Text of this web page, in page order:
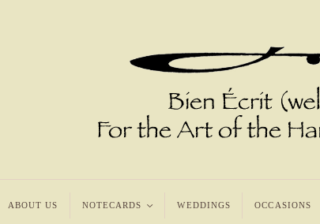
ABOUT US NOTECARDS < WEDDINGS OCCASIONS